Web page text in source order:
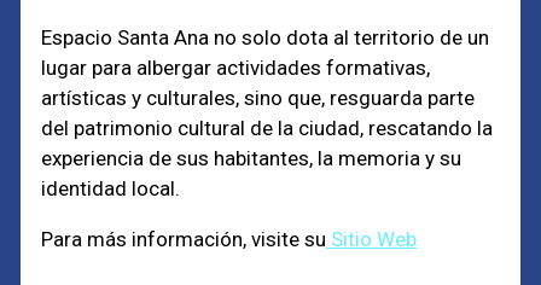
Espacio Santa Ana no solo dota al territorio de un
lugar para albergar actividades formativas,
artísticas y culturales, sino que, resguarda parte
del patrimonio cultural de la ciudad, rescatando la
experiencia de sus habitantes, la memoria y su
identidad local.
Para más información, visite su Sitio Web